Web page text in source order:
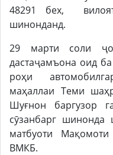
48291 бех,
шинонданд.
29 марти соли
дастаҷамъона оид
роҳи
маҳаллаи Теми
Шуғнон баргузор
сӯзанбарг
матбуоти Мақомоти
ВМКБ.